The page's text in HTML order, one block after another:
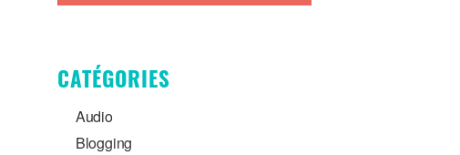
CATÉGORIES
Audio
Blogging